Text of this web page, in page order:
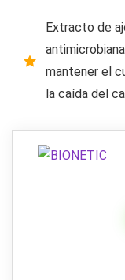
Extracto de
mantener el
la caída del